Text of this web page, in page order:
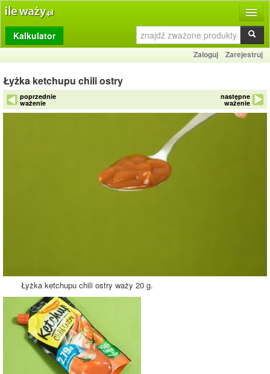
Produkty
Dziennik
Przelicznik
Porównywarka
Kalkulator
Zaloguj Zarejestruj
Łyżka ketchupu chili ostry
poprzednie
ważenie
następne
ważenie
Łyżka ketchupu chili ostry waży 20 g.